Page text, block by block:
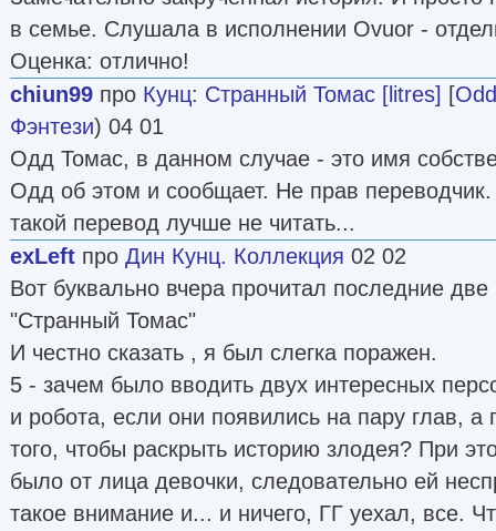
в семье. Слушала в исполнении Ovuor -
Оценка: отлично!
chiun99 про Кунц: Странный Томас [litres] [
Фэнтези) 04 01
Одд Томас, в данном случае - это имя
Одд об этом и сообщает. Не прав
такой перевод лучше не читать...
exLeft про Дин Кунц. Коллекция 02 02
Вот буквально вчера прочитал последние две
"Странный Томас"
И честно сказать , я был слегка поражен.
5 - зачем было вводить двух интересных
и робота, если они появились на пару глав, а
того, чтобы раскрыть историю злодея? При
было от лица девочки, следовательно ей
такое внимание и... и ничего, ГГ уехал, все.